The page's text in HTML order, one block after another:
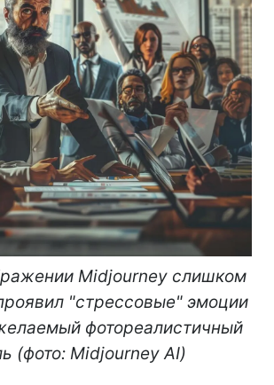
Midjourney слишком
"стрессовые" эмоции
фотореалистичный
(фото: Midjourney AI)